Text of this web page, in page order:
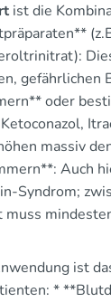
ist die
gefährlichen
oder
massiv
Auch
Syndrom;
ist
*